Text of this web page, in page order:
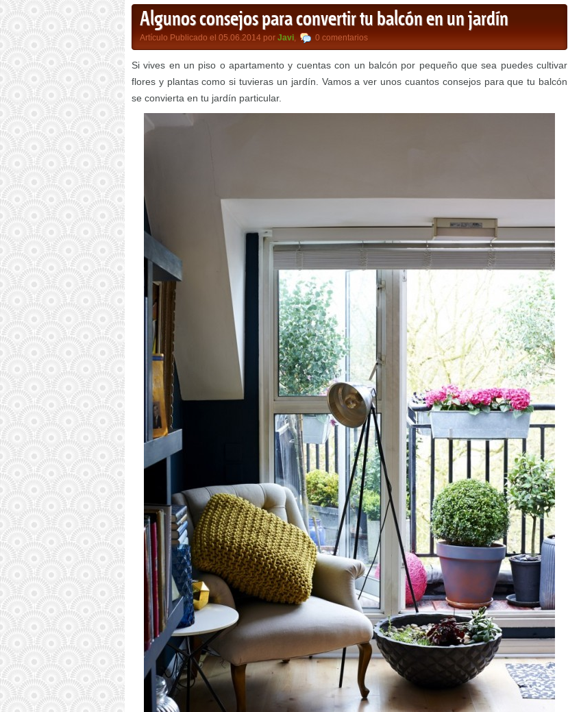
Algunos consejos para convertir tu balcón en un jardín
Artículo Publicado el 05.06.2014 por Javi, 0 comentarios
Si vives en un piso o apartamento y cuentas con un balcón por pequeño que sea puedes cultivar
flores y plantas como si tuvieras un jardín. Vamos a ver unos cuantos consejos para que tu balcón
se convierta en tu jardín particular.